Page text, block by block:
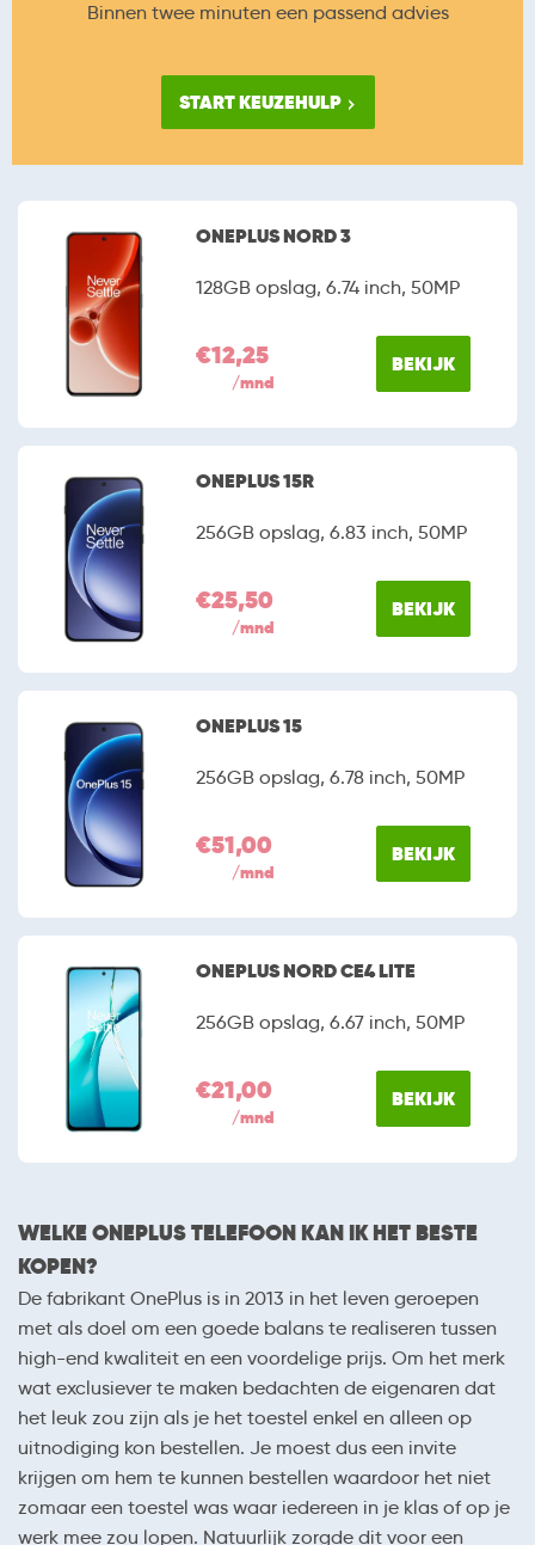
Binnen twee minuten een passend advies
START KEUZEHULP
ONEPLUS NORD 3
128GB opslag, 6.74 inch, 50MP
€12,25
/mnd
BEKIJK
ONEPLUS 15R
256GB opslag, 6.83 inch, 50MP
€25,50
/mnd
BEKIJK
ONEPLUS 15
256GB opslag, 6.78 inch, 50MP
€51,00
/mnd
BEKIJK
ONEPLUS NORD CE4 LITE
256GB opslag, 6.67 inch, 50MP
€21,00
/mnd
BEKIJK
WELKE ONEPLUS TELEFOON KAN IK HET BESTE
KOPEN?
De fabrikant OnePlus is in 2013 in het leven geroepen
met als doel om een goede balans te realiseren tussen
high-end kwaliteit en een voordelige prijs. Om het merk
wat exclusiever te maken bedachten de eigenaren dat
het leuk zou zijn als je het toestel enkel en alleen op
uitnodiging kon bestellen. Je moest dus een invite
krijgen om hem te kunnen bestellen waardoor het niet
zomaar een toestel was waar iedereen in je klas of op je
werk mee zou lopen. Natuurlijk zorgde dit voor een